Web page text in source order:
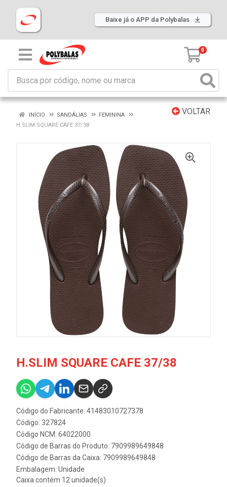
Baixe já o APP da Polybalas
0
VOLTAR
INÍCIO SANDÁLIAS
FEMININA
H.SLIM SQUARE CAFE 37/38
H.SLIM SQUARE CAFE 37/38
Código do Fabricante: 41483010727378
Código: 327824
Código NCM: 64022000
Código de Barras do Produto: 7909989649848
Código de Barras da Caixa: 7909989649848
Embalagem: Unidade
Caixa contém 12 unidade(s)